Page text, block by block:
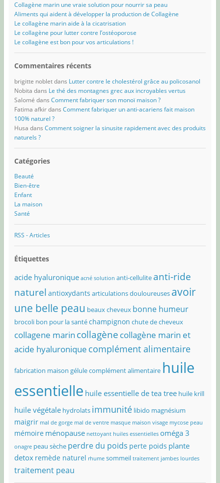
Collagène marin une vraie solution pour nourrir sa peau
Aliments qui aident à développer la production de Collagène
Le collagène marin aide à la cicatrisation
Le collagène pour lutter contre l’ostéoporose
Le collagène est bon pour vos articulations !
Commentaires récents
brigitte nobletdans Lutter contre le cholestérol grâce au policosanol
Nobita dans Le thé des montagnes grec aux incroyables vertus
Salomé dans Comment fabriquer son monoï maison ?
Fatima afkirdans Comment fabriquer un anti-acariens fait maison
100% naturel ?
Husa dans Comment soigner la sinusite rapidement avec des produits
naturels ?
Catégories
Beauté
Bien-être
Enfant
La maison
Santé
RSS - Articles
Étiquettes
acide hyaluronique acné solution anti-cellulite anti-ride
naturel antioxydants articulations douloureuses avoir
une belle peau beaux cheveux bonne humeur
brocoli bon pour la santé champignon chute de cheveux
collagene marin collagène collagène marin et
acide hyaluronique complément alimentaire
fabrication maison gélule complément alimentaire huile
essentielle huile essentielle de tea tree huile krill
huile végétale hydrolats immunité libido magnésium
maigrir mal de gorge mal de ventre masque maison visage mycose peau
mémoire ménopause nettoyant huiles essentielles oméga 3
onagre peau sèche perdre du poids perte poids plante
detox remède naturel rhume sommeil traitement jambes lourdes
traitement peau